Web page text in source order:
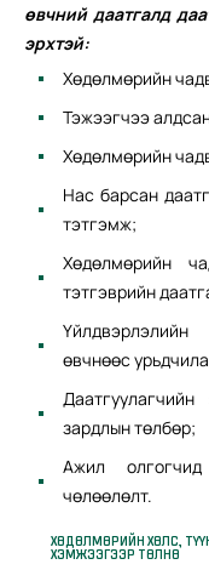
өвчний даатгалд
эрхтэй:
Хөдөлмөрийн
Тэжээгчээ
Хөдөлмөрийн
Нас барсан
тэтгэмж;
Хөдөлмөрийн
тэтгэврийн
өвчнөөс
зардлын төлбөр;
Ажил
чөлөөлөлт.
ХӨДӨЛМӨРИЙН ХӨЛС,
ХЭМЖЭЭГЭЭР ТӨЛНӨ